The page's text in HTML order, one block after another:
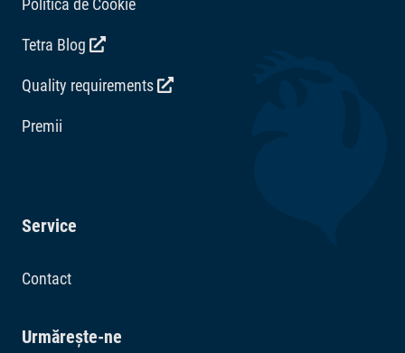
Politica de Cookie
Tetra Blog
Quality requirements
Premii
Service
Contact
Urmărește-ne